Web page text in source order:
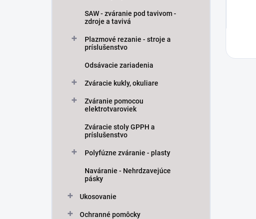
SAW - zváranie pod tavivom -
zdroje a tavivá
Plazmové rezanie - stroje a
príslušenstvo
Odsávacie zariadenia
Zváracie kukly, okuliare
Zváranie pomocou
elektrotvaroviek
Zváracie stoly GPPH a
príslušenstvo
Polyfúzne zváranie - plasty
Naváranie - Nehrdzavejúce
pásky
Ukosovanie
Ochranné pomôcky